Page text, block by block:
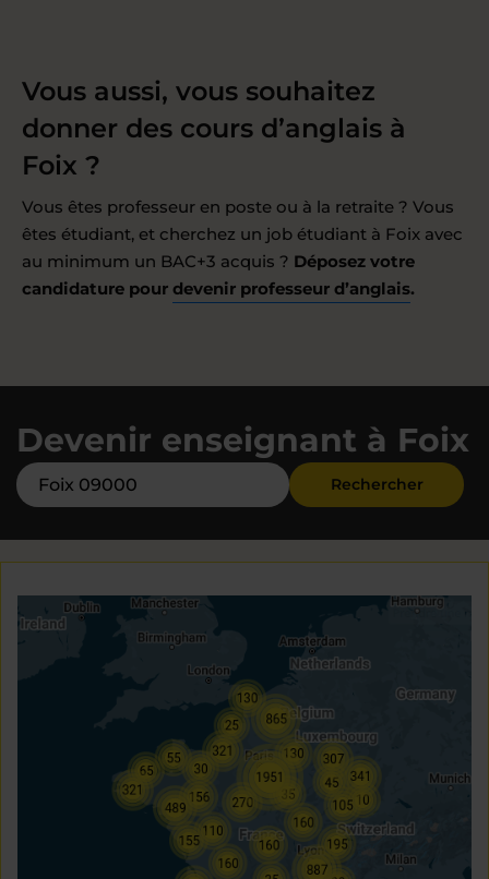
Vous aussi, vous souhaitez
donner des cours d’anglais à
Foix ?
Vous êtes professeur en poste ou à la retraite ? Vous
êtes étudiant, et cherchez un job étudiant à Foix avec
au minimum un BAC+3 acquis ? Déposez votre
candidature pour devenir professeur d’anglais.
Devenir enseignant à Foix
Rechercher